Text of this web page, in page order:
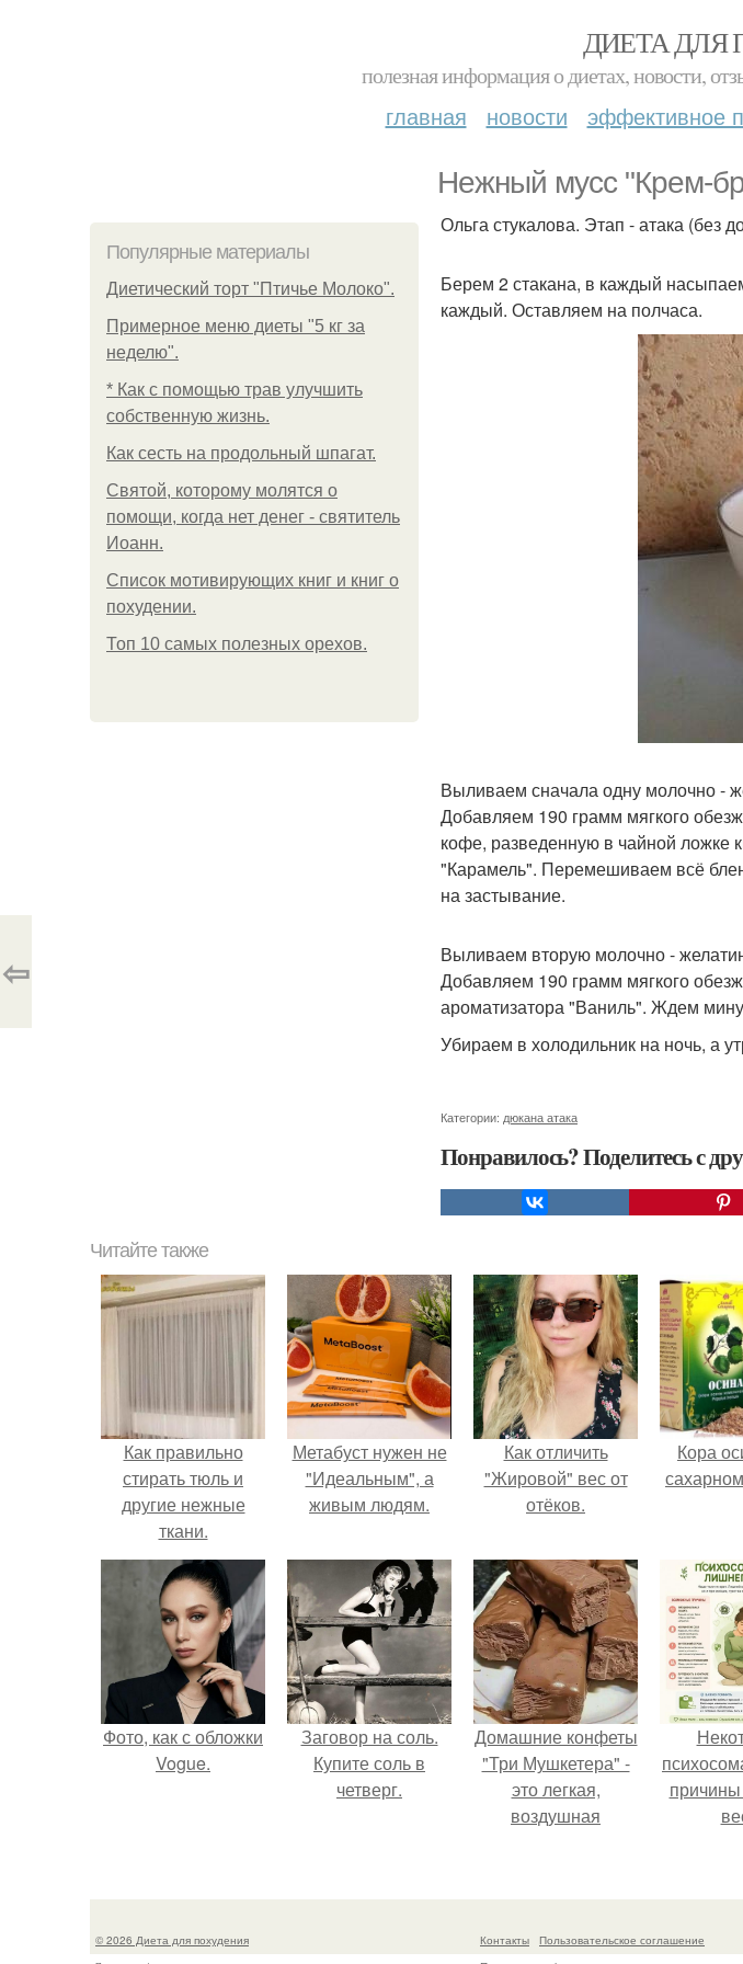
ДИЕТА ДЛЯ
полезная информация о диетах, новости,
главная новости эффективное
Нежный мусс "Крем-
Популярные материалы
Диетический торт "Птичье Молоко".
Примерное меню диеты "5 кг за
неделю".
* Как с помощью трав улучшить
собственную жизнь.
Как сесть на продольный шпагат.
Святой, которому молятся о
помощи, когда нет денег - святитель
Иоанн.
Список мотивирующих книг и книг о
похудении.
Топ 10 самых полезных орехов.
Ольга стукалова. Этап - атака (без
Берем 2 стакана, в каждый
каждый. Оставляем на полчаса.
Выливаем сначала одну молочно -
Добавляем 190 грамм мягкого
кофе, разведенную в чайной ложке
"Карамель". Перемешиваем всё
на застывание.
Выливаем вторую молочно -
Добавляем 190 грамм мягкого
ароматизатора "Ваниль". Ждем
Убираем в холодильник на ночь, а
Категории: дюкана атака
Понравилось? Поделитесь с
⇦
Читайте также
Как правильно
стирать тюль и
другие нежные
ткани.
Метабуст нужен не
"Идеальным", а
живым людям.
Как отличить
"Жировой" вес от
отёков.
Кора
Фото, как с обложки
Vogue.
Заговор на соль.
Купите соль в
четверг.
Домашние конфеты
"Три Мушкетера" -
это легкая,
воздушная
молочным
© 2026 Диета для похудения Контакты
Пользовательское соглашение